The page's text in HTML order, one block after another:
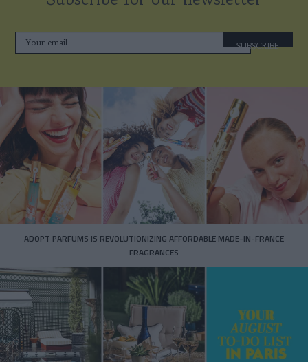
SUBSCRIBE
ADOPT PARFUMS IS REVOLUTIONIZING AFFORDABLE MADE-IN-FRANCE
FRAGRANCES